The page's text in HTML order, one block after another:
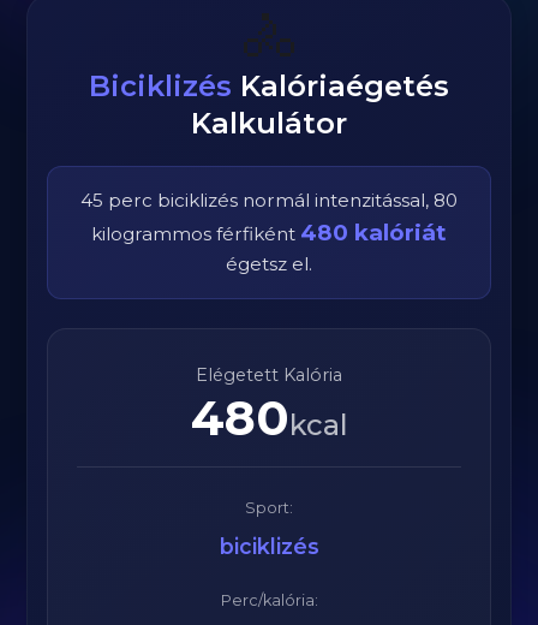
🚴
Biciklizés Kalóriaégetés
Kalkulátor
45 perc biciklizés normál intenzitással, 80
kilogrammos férfiként 480 kalóriát
égetsz el.
Elégetett Kalória
480kcal
Sport:
biciklizés
Perc/kalória: